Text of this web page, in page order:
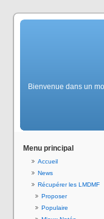
Bienvenue dans un
Menu principal
Accueil
News
Récupérer les LMDMF
Proposer
Populaire